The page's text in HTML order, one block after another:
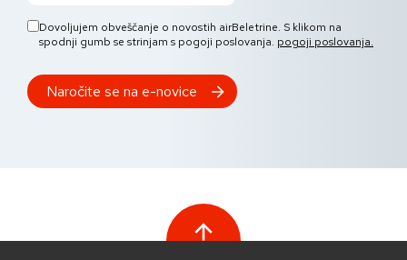
Dovoljujem obveščanje o novostih airBeletrine. S klikom na
spodnji gumb se strinjam s pogoji poslovanja. pogoji poslovanja.